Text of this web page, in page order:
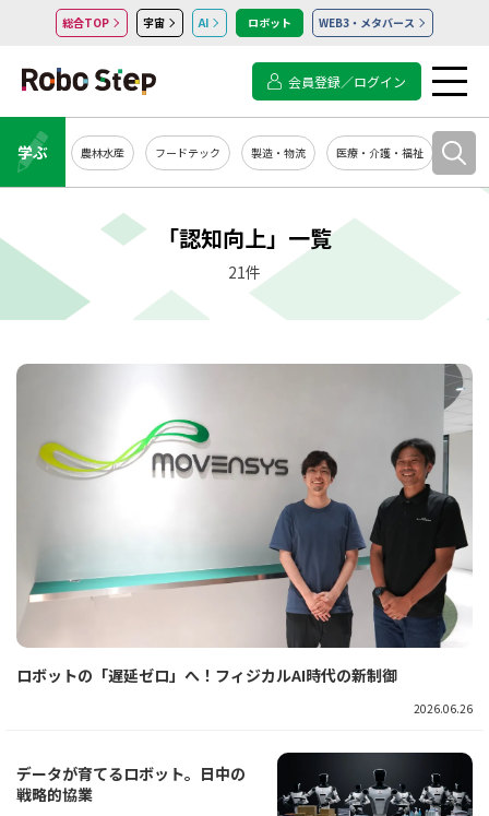
総合TOP 宇宙 AI ロボット WEB3・メタバース
会員登録／ログイン
学ぶ 農林水産 フードテック 製造・物流 医療・介護・福祉 シス
「認知向上」一覧
21件
ロボットの「遅延ゼロ」へ！フィジカルAI時代の新制御
2026.06.26
データが育てるロボット。日中の
戦略的協業